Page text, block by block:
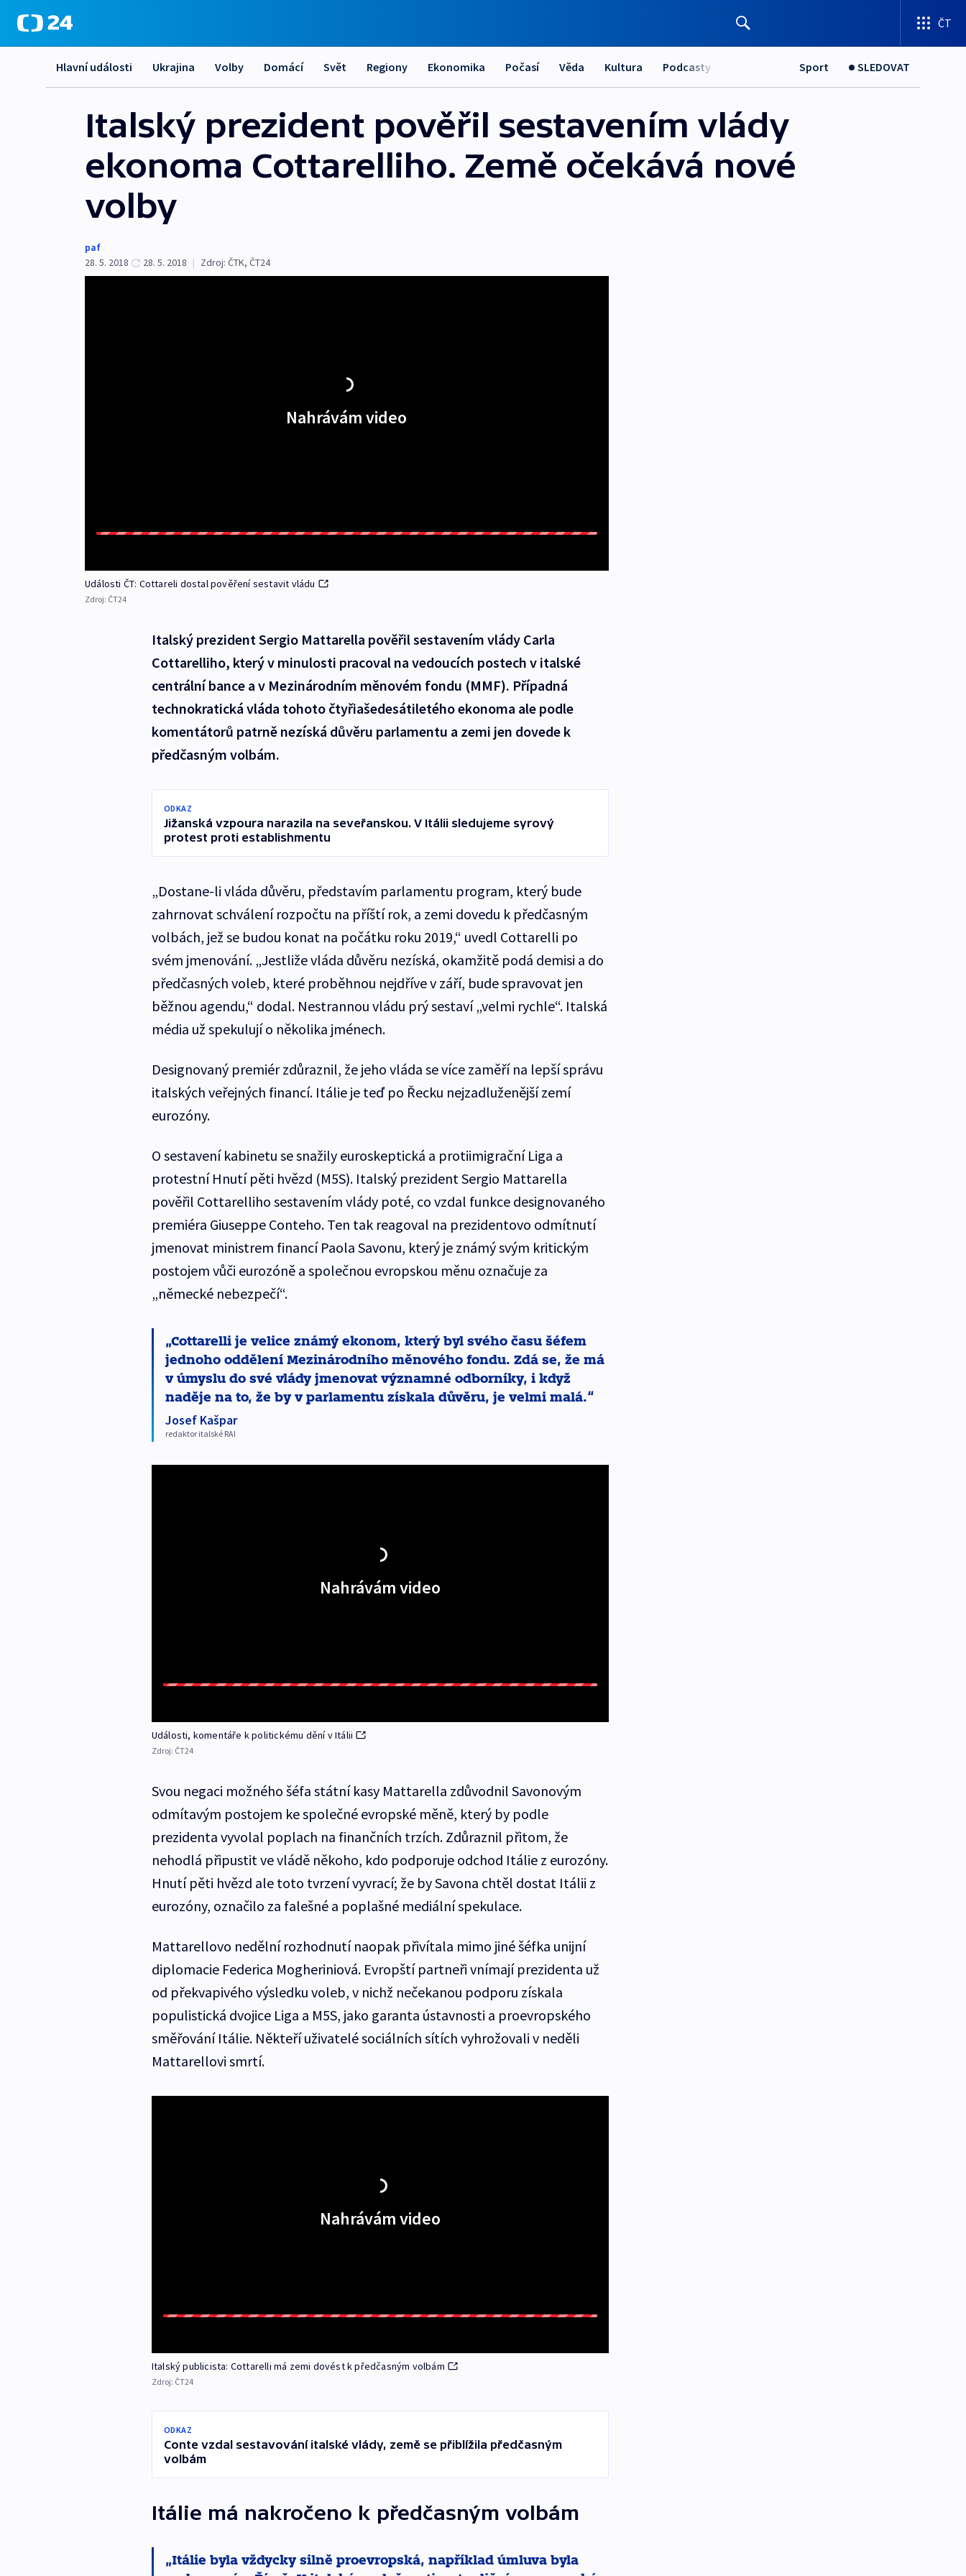
ČT
Hlavní události Ukrajina Volby Domácí Svět Regiony Ekonomika Počasí Věda Kultura Podcasty Sport SLEDOVAT
Italský prezident pověřil sestavením vlády
ekonoma Cottarelliho. Země očekává nové
volby
paf
28. 5. 2018
28. 5. 2018 | Zdroj: ČTK, ČT24
Nahrávám video
Události ČT: Cottareli dostal pověření sestavit vládu
Zdroj: ČT24
Italský prezident Sergio Mattarella pověřil sestavením vlády Carla
Cottarelliho, který v minulosti pracoval na vedoucích postech v italské
centrální bance a v Mezinárodním měnovém fondu (MMF). Případná
technokratická vláda tohoto čtyřiašedesátiletého ekonoma ale podle
komentátorů patrně nezíská důvěru parlamentu a zemi jen dovede k
předčasným volbám.
ODKAZ
Jižanská vzpoura narazila na seveřanskou. V Itálii sledujeme syrový
protest proti establishmentu
„Dostane-li vláda důvěru, představím parlamentu program, který bude
zahrnovat schválení rozpočtu na příští rok, a zemi dovedu k předčasným
volbách, jež se budou konat na počátku roku 2019,“ uvedl Cottarelli po
svém jmenování. „Jestliže vláda důvěru nezíská, okamžitě podá demisi a do
předčasných voleb, které proběhnou nejdříve v září, bude spravovat jen
běžnou agendu,“ dodal. Nestrannou vládu prý sestaví „velmi rychle“. Italská
média už spekulují o několika jménech.
Designovaný premiér zdůraznil, že jeho vláda se více zaměří na lepší správu
italských veřejných financí. Itálie je teď po Řecku nejzadluženější zemí
eurozóny.
O sestavení kabinetu se snažily euroskeptická a protiimigrační Liga a
protestní Hnutí pěti hvězd (M5S). Italský prezident Sergio Mattarella
pověřil Cottarelliho sestavením vlády poté, co vzdal funkce designovaného
premiéra Giuseppe Conteho. Ten tak reagoval na prezidentovo odmítnutí
jmenovat ministrem financí Paola Savonu, který je známý svým kritickým
postojem vůči eurozóně a společnou evropskou měnu označuje za
„německé nebezpečí“.
Cottarelli je velice známý ekonom, který byl svého času šéfem
jednoho oddělení Mezinárodního měnového fondu. Zdá se, že má
v úmyslu do své vlády jmenovat významné odborníky, i když
naděje na to, že by v parlamentu získala důvěru, je velmi malá.
Josef Kašpar
redaktor italské RAI
Nahrávám video
Události, komentáře k politickému dění v Itálii
Zdroj: ČT24
Svou negaci možného šéfa státní kasy Mattarella zdůvodnil Savonovým
odmítavým postojem ke společné evropské měně, který by podle
prezidenta vyvolal poplach na finančních trzích. Zdůraznil přitom, že
nehodlá připustit ve vládě někoho, kdo podporuje odchod Itálie z eurozóny.
Hnutí pěti hvězd ale toto tvrzení vyvrací; že by Savona chtěl dostat Itálii z
eurozóny, označilo za falešné a poplašné mediální spekulace.
Mattarellovo nedělní rozhodnutí naopak přivítala mimo jiné šéfka unijní
diplomacie Federica Mogheriniová. Evropští partneři vnímají prezidenta už
od překvapivého výsledku voleb, v nichž nečekanou podporu získala
populistická dvojice Liga a M5S, jako garanta ústavnosti a proevropského
směřování Itálie. Někteří uživatelé sociálních sítích vyhrožovali v neděli
Mattarellovi smrtí.
Nahrávám video
Italský publicista: Cottarelli má zemi dovést k předčasným volbám
Zdroj: ČT24
ODKAZ
Conte vzdal sestavování italské vlády, země se přiblížila předčasným
volbám
Itálie má nakročeno k předčasným volbám
Itálie byla vždycky silně proevropská, například úmluva byla